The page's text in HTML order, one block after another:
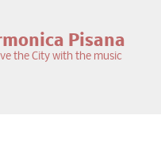
Pisana
the City with the music